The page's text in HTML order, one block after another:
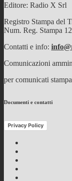
Editore: Radio X Srl
Registro Stampa del
Num. Reg. Stampa 12
Contatti e info:
Comunicazioni
per comunicati
Documenti e contatti
Privacy Policy